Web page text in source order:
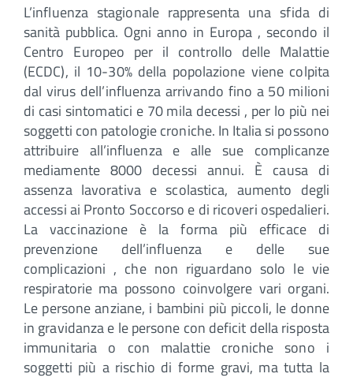
L’influenza stagionale rappresenta una sfida di
sanità pubblica. Ogni anno in Europa , secondo il
Centro Europeo per il controllo delle Malattie
(ECDC), il 10-30% della popolazione viene colpita
dal virus dell’influenza arrivando fino a 50 milioni
di casi sintomatici e 70 mila decessi , per lo più nei
soggetti con patologie croniche. In Italia si possono
attribuire all’influenza e alle sue complicanze
mediamente 8000 decessi annui. È causa di
assenza lavorativa e scolastica, aumento degli
accessi ai Pronto Soccorso e di ricoveri ospedalieri.
La vaccinazione è la forma più efficace di
prevenzione dell’influenza e delle sue
complicazioni , che non riguardano solo le vie
respiratorie ma possono coinvolgere vari organi.
Le persone anziane, i bambini più piccoli, le donne
in gravidanza e le persone con deficit della risposta
immunitaria o con malattie croniche sono i
soggetti più a rischio di forme gravi, ma tutta la